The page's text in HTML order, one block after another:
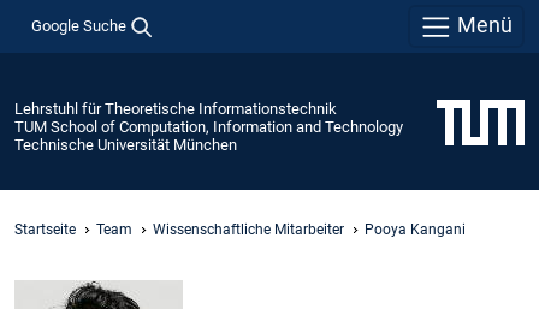
Google Suche Menü
Lehrstuhl für Theoretische Informationstechnik
TUM School of Computation, Information and Technology
Technische Universität München
Startseite Team Wissenschaftliche Mitarbeiter Pooya Kangani